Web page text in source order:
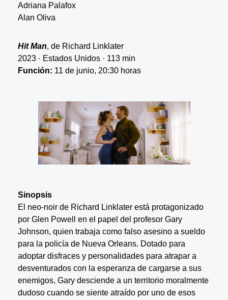
Adriana Palafox
Alan Oliva
Hit Man, de Richard Linklater
2023 · Estados Unidos · 113 min
Función: 11 de junio, 20:30 horas
Sinopsis
El neo-noir de Richard Linklater está protagonizado
por Glen Powell en el papel del profesor Gary
Johnson, quien trabaja como falso asesino a sueldo
para la policía de Nueva Orleans. Dotado para
adoptar disfraces y personalidades para atrapar a
desventurados con la esperanza de cargarse a sus
enemigos, Gary desciende a un territorio moralmente
dudoso cuando se siente atraído por uno de esos